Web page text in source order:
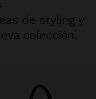
de styling y
colección.